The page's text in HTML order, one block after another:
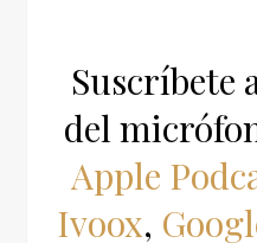
Suscríbete
del
Apple
Ivoox,